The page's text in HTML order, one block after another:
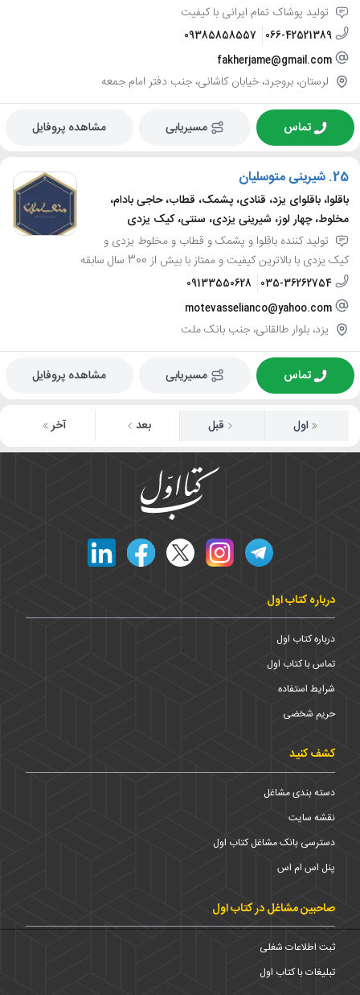
تولید پوشاک تمام ایرانی با کیفیت
066-42521389
09385858557
fakherjame@gmail.com
لرستان، بروجرد، خیابان کاشانی، جنب دفتر امام جمعه
تماس مسیریابی مشاهده پروفایل
25. شیرینی متوسلیان
باقلوا، باقلوای یزد، قنادی، پشمک، قطاب، حاجی بادام،
مخلوط، چهار لوز، شیرینی یزدی، سنتی، کیک یزدی
تولید کننده باقلوا و پشمک و قطاب و مخلوط یزدی و
کیک یزدی با بالاترین کیفیت و ممتاز با بیش از 300 سال سابقه
035-36262754
09133550628
motevasselianco@yahoo.com
یزد، بلوار طالقانی، جنب بانک ملت
تماس مسیریابی مشاهده پروفایل
اول قبل بعد آخر
درباره کتاب اول
درباره کتاب اول
تماس با کتاب اول
شرایط استفاده
حریم شخضی
کشف کنید
دسته بندی مشاغل
نقشه سایت
دسترسی بانک مشاغل کتاب اول
پنل اس ام اس
صاحبین مشاغل در کتاب اول
ثبت اطلاعات شغلی
تبلیغات با کتاب اول